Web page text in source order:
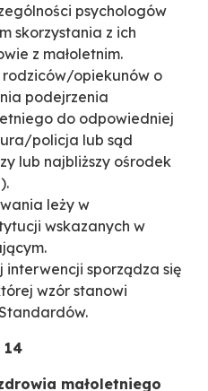
psychologów
skorzystania z ich
z małoletnim.
opiekunów o
podejrzenia
do odpowiedniej
policja lub sąd
lub najbliższy ośrodek
leży w
wskazanych w
interwencji sporządza się
wzór stanowi
14
małoletniego